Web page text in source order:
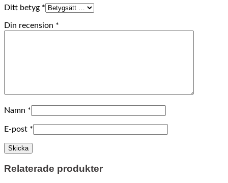
Ditt betyg *
Din recension *
Namn *
E-post *
Relaterade produkter